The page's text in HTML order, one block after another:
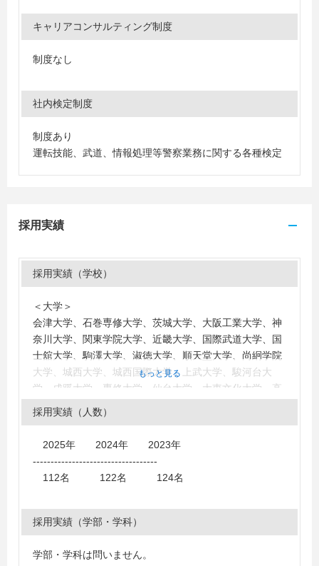
キャリアコンサルティング制度
制度なし
社内検定制度
制度あり
運転技能、武道、情報処理等警察業務に関する各種検定
採用実績
採用実績（学校）
＜大学＞
会津大学、石巻専修大学、茨城大学、大阪工業大学、神
奈川大学、関東学院大学、近畿大学、国際武道大学、国
士舘大学、駒澤大学、淑徳大学、順天堂大学、尚絅学院
大学、城西大学、城西国際大学、上武大学、駿河台大
学、成蹊大学、専修大学、仙台大学、大東文化大学、高
崎経済大学、拓殖大学、玉川大学、千葉大学、千葉科学
大学、千葉商科大学、都留文科大学、帝京大学、帝京科
学、八戸学院大学、東日本国際大学、弘前大学、広島大
学、福島大学、富士大学、文京学院大学、明治大学、明
治学院大学、山形大学、山梨学院大学、酪農学園大学、
もっと見る
採用実績（人数）
2025年 2024年 2023年
-----------------------------------
112名 122名 124名
採用実績（学部・学科）
学部・学科は問いません。